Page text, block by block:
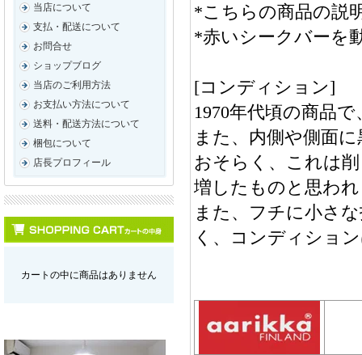
当店について
支払・配送について
お問合せ
ショップブログ
当店のご利用方法
お支払い方法について
送料・配送方法について
梱包について
店長プロフィール
カートの中に商品はありません
*こちらの商品の説
*赤いシークバーを
[コンディション]
1970年代頃の商品
また、内側や側面
おそらく、これは
増したものと思わ
また、フチに小さ
く、コンディショ